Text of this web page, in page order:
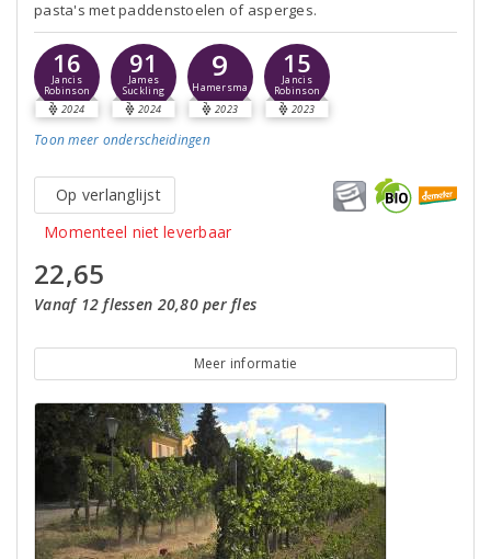
pasta's met paddenstoelen of asperges.
16
Jancis
Robinson
2024
91
James
Suckling
2024
9
Hamersma
2023
15
Jancis
Robinson
2023
Toon meer onderscheidingen
Op verlanglijst
Momenteel niet leverbaar
22,65
Vanaf 12 flessen 20,80 per fles
Meer informatie